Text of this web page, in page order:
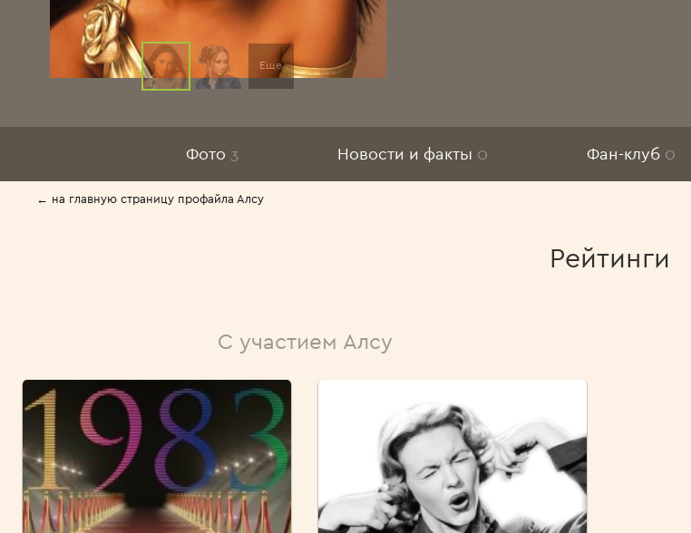
Еще
Фото 3 Новости и факты 0 Фан-клуб 0
← на главную страницу профайла Алсу
Рейтинги
С участием Алсу